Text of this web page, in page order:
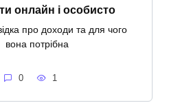
онлайн і особисто
про доходи та для чого
вона потрібна
0 1